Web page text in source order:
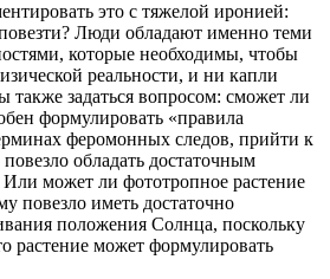
это с тяжелой иронией:
Люди обладают именно теми
которые необходимы, чтобы
реальности, и ни капли
задаться вопросом: сможет ли
формулировать «правила
феромонных следов, прийти к
обладать достаточным
Или может ли фототропное растение
повезло иметь достаточно
положения Солнца, поскольку
растение может формулировать